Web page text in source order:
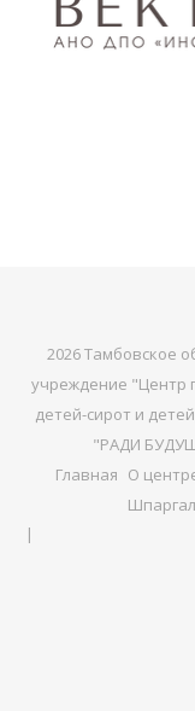
2026 Тамбовское
учреждение "Центр
детей-сирот и
"РАДИ
Главная О